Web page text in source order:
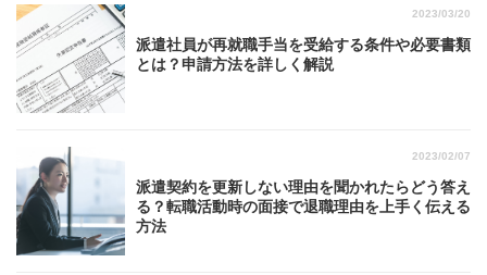
2023/03/20
派遣社員が再就職手当を受給する条件や必要書類
とは？申請方法を詳しく解説
2023/02/07
派遣契約を更新しない理由を聞かれたらどう答え
る？転職活動時の面接で退職理由を上手く伝える
方法